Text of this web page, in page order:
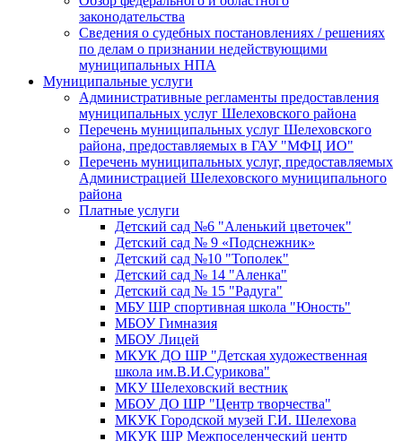
законодательства
Сведения о судебных постановлениях / решениях
по делам о признании недействующими
муниципальных НПА
Муниципальные услуги
Административные регламенты предоставления
муниципальных услуг Шелеховского района
Перечень муниципальных услуг Шелеховского
района, предоставляемых в ГАУ "МФЦ ИО"
Перечень муниципальных услуг, предоставляемых
Администрацией Шелеховского муниципального
района
Платные услуги
Детский сад №6 "Аленький цветочек"
Детский сад № 9 «Подснежник»
Детский сад №10 "Тополек"
Детский сад № 14 "Аленка"
Детский сад № 15 "Радуга"
МБУ ШР спортивная школа "Юность"
МБОУ Гимназия
МБОУ Лицей
МКУК ДО ШР "Детская художественная
школа им.В.И.Сурикова"
МКУ Шелеховский вестник
МБОУ ДО ШР "Центр творчества"
МКУК Городской музей Г.И. Шелехова
МКУК ШР Межпоселенческий центр